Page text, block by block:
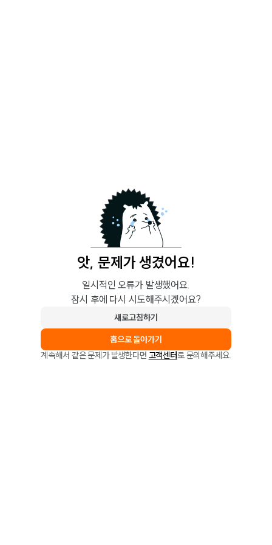
앗, 문제가 생겼어요!
일시적인 오류가 발생했어요.
잠시 후에 다시 시도해주시겠어요?
새로고침하기
홈으로 돌아가기
계속해서 같은 문제가 발생한다면 고객센터로 문의해주세요.